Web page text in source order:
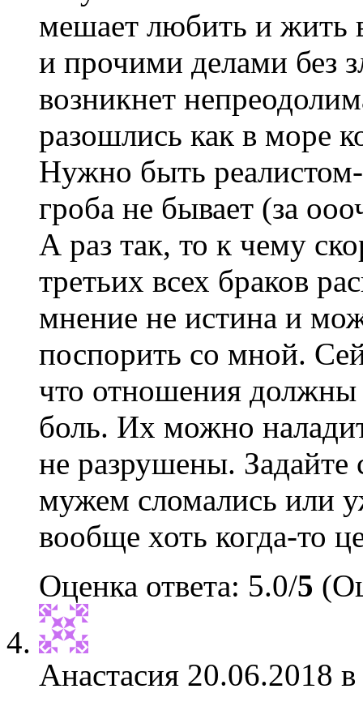
мешает любить и жить
и прочими делами без
возникнет
разошлись как в море
Нужно быть
гроба не бывает (за
А раз так, то к чему
третьих всех браков
мнение не истина и
поспорить со мной.
что отношения должны
боль. Их можно
не разрушены.
мужем сломались или
вообще хоть когда-то
Оценка ответа: 5.0/5
Анастасия 20.06.2018